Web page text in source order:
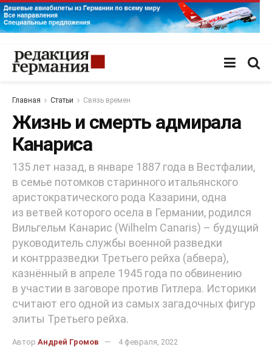
Главная Статьи Связь времен
Жизнь и смерть адмирала
Канариса
135 лет назад, в январе 1887 года в Вестфалии,
в семье потомков старинного итальянского
аристократического рода Казарини, одна
из ветвей которого осела в Германии, родился
Вильгельм Канарис (Wilhelm Canaris) – будущий
руководитель службы военной разведки
и контрразведки Третьего рейха (абвера),
казнённый в апреле 1945 года по обвинению
в участии в заговоре против Гитлера. Историки
считают его одной из самых загадочных фигур
элиты Третьего рейха.
Автор Андрей Громов 4 февраля, 2022